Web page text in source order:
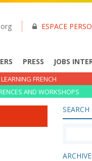
ESPACE
PRESS JOBS
LEARNING FRENCH
AND WORKSHOPS
SEARCH